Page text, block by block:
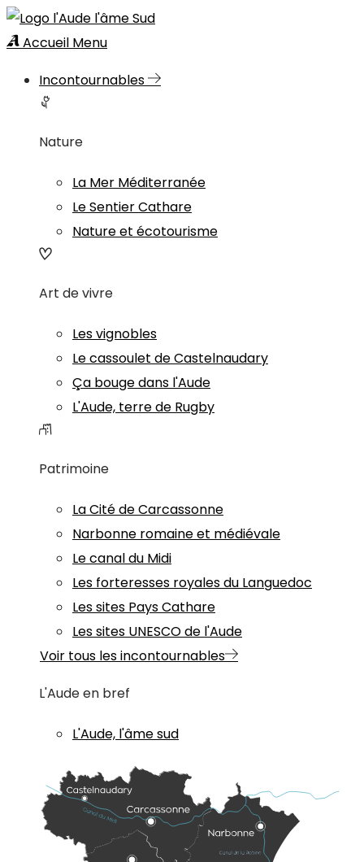
Accueil Menu
Incontournables
Nature
La Mer Méditerranée
Le Sentier Cathare
Nature et écotourisme
Art de vivre
Les vignobles
Le cassoulet de Castelnaudary
Ça bouge dans l'Aude
L'Aude, terre de Rugby
Patrimoine
La Cité de Carcassonne
Narbonne romaine et médiévale
Le canal du Midi
Les forteresses royales du Languedoc
Les sites Pays Cathare
Les sites UNESCO de l'Aude
Voir tous les incontournables
L'Aude en bref
L'Aude, l'âme sud